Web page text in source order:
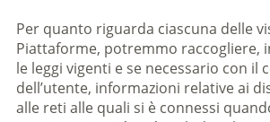
Per quanto riguarda ciascuna delle
Piattaforme, potremmo raccogliere,
le leggi vigenti e se necessario con il
dell’utente, informazioni relative ai
alle reti alle quali si è connessi